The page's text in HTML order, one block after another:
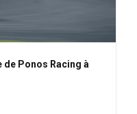
de Ponos Racing à